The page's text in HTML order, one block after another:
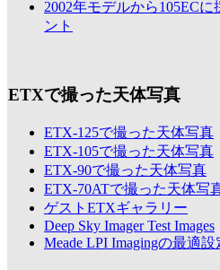
2002年モデルから105EC
ント
ETXで撮った天体写真
ETX-125で撮った天体写真
ETX-105で撮った天体写真
ETX-90で撮った天体写真
ETX-70ATで撮った天体写
ゲストETXギャラリー
Deep Sky Imager Test Images
Meade LPI Imagingの最適